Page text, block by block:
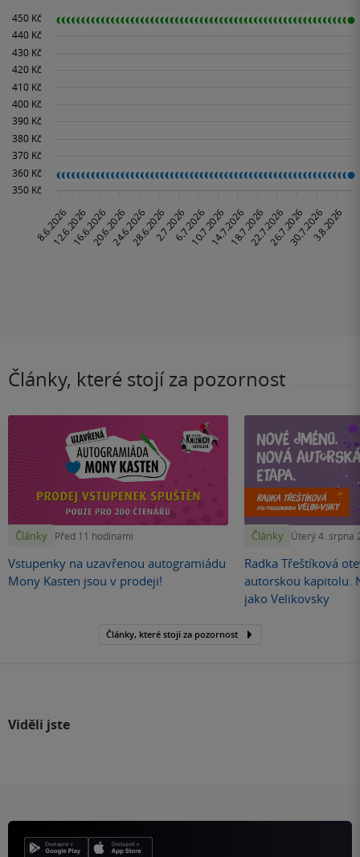
Články, které stojí za pozornost
Články Před 11 hodinami
Vstupenky na uzavřenou autogramiádu
Mony Kasten jsou v prodeji!
Články Úterý 4. srpna
Radka Třeštíková
autorskou kapitolu.
jako Velikovsky
Články, které stojí za pozornost
Viděli jste